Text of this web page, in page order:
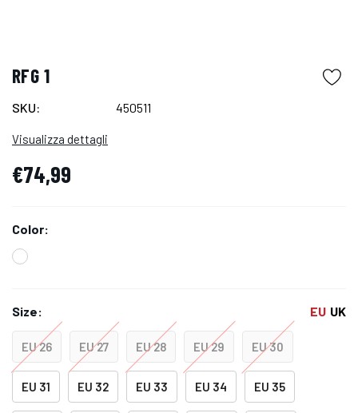
RFG 1
SKU: 450511
Visualizza dettagli
€74,99
Color:
Size: EU UK
EU 26 EU 27 EU 28 EU 29 EU 30
EU 31 EU 32 EU 33 EU 34 EU 35